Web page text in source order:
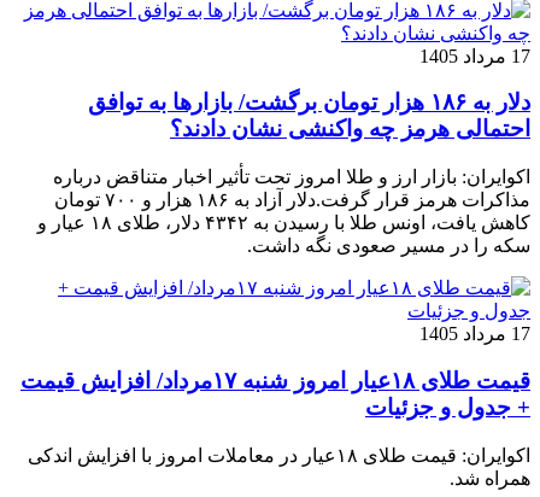
17 مرداد 1405
دلار به ۱۸۶ هزار تومان برگشت/ بازارها به توافق
احتمالی هرمز چه واکنشی نشان دادند؟
اکوایران: بازار ارز و طلا امروز تحت تأثیر اخبار متناقض درباره
مذاکرات هرمز قرار گرفت.دلار آزاد به ۱۸۶ هزار و ۷۰۰ تومان
کاهش یافت، اونس طلا با رسیدن به ۴۳۴۲ دلار، طلای ۱۸ عیار و
سکه را در مسیر صعودی نگه داشت.
17 مرداد 1405
قیمت طلای ۱۸عیار امروز شنبه ۱۷مرداد/ افزایش قیمت
+ جدول و جزئیات
اکوایران: قیمت طلای ۱۸عیار در معاملات امروز با افزایش اندکی
همراه شد.